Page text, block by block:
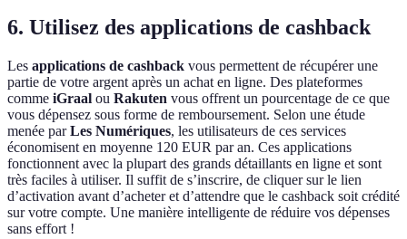
6. Utilisez des applications de cashback
Les applications de cashback vous permettent de récupérer une
partie de votre argent après un achat en ligne. Des plateformes
comme iGraal ou Rakuten vous offrent un pourcentage de ce que
vous dépensez sous forme de remboursement. Selon une étude
menée parLes Numériques, les utilisateurs de ces services
économisent en moyenne 120 EUR par an. Ces applications
fonctionnent avec la plupart des grands détaillants en ligne et sont
très faciles à utiliser. Il suffit de s’inscrire, de cliquer sur le lien
d’activation avant d’acheter et d’attendre que le cashback soit crédité
sur votre compte. Une manière intelligente de réduire vos dépenses
sans effort !